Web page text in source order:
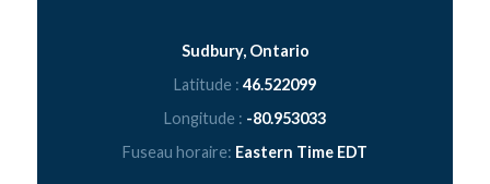
Sudbury, Ontario
Latitude : 46.522099
Longitude : -80.953033
Fuseau horaire: Eastern Time EDT